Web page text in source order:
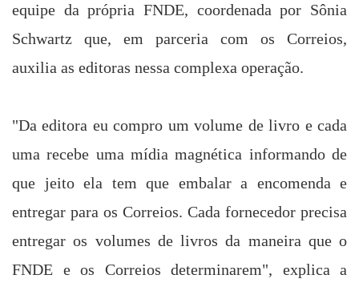
equipe da própria FNDE, coordenada por Sônia
Schwartz que, em parceria com os Correios,
auxilia as editoras nessa complexa operação.
"Da editora eu compro um volume de livro e cada
uma recebe uma mídia magnética informando de
que jeito ela tem que embalar a encomenda e
entregar para os Correios. Cada fornecedor precisa
entregar os volumes de livros da maneira que o
FNDE e os Correios determinarem", explica a